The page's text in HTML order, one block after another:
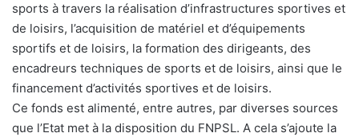
sports à travers la réalisation d’infrastructures sportives et
de loisirs, l’acquisition de matériel et d’équipements
sportifs et de loisirs, la formation des dirigeants, des
encadreurs techniques de sports et de loisirs, ainsi que le
financement d’activités sportives et de loisirs.
Ce fonds est alimenté, entre autres, par diverses sources
que l’Etat met à la disposition du FNPSL. A cela s’ajoute la